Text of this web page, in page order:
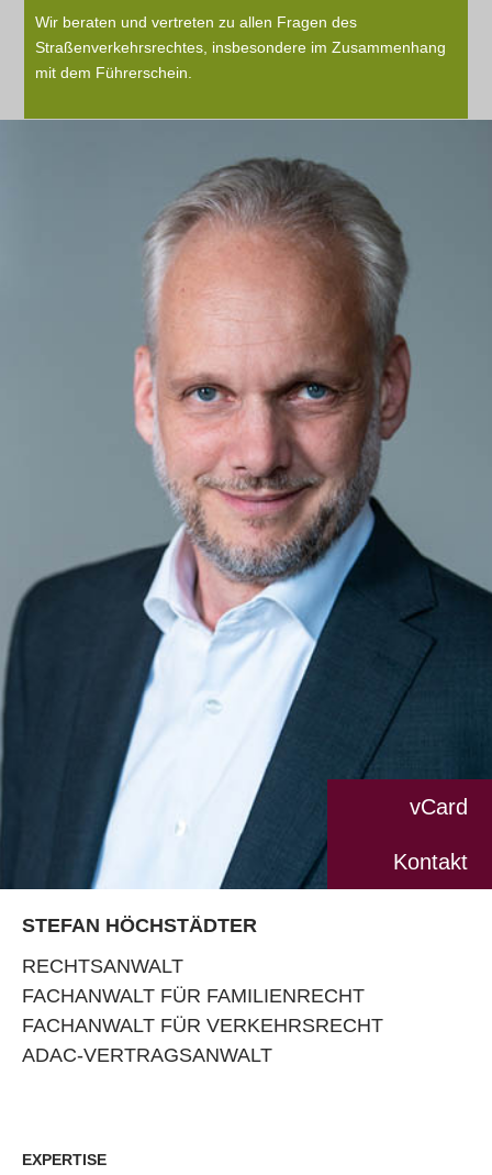
Wir beraten und vertreten zu allen Fragen des
Straßenverkehrsrechtes, insbesondere im Zusammenhang
mit dem Führerschein.
vCard
Kontakt
STEFAN HÖCHSTÄDTER
RECHTSANWALT
FACHANWALT FÜR FAMILIENRECHT
FACHANWALT FÜR VERKEHRSRECHT
ADAC-VERTRAGSANWALT
EXPERTISE